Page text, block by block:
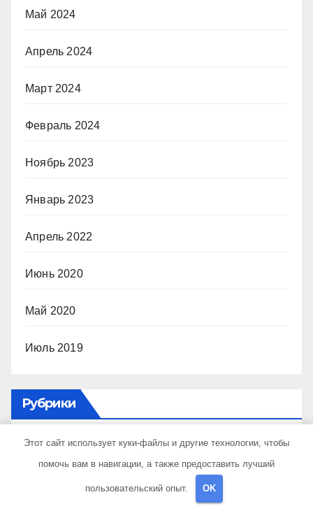
Май 2024
Апрель 2024
Март 2024
Февраль 2024
Ноябрь 2023
Январь 2023
Апрель 2022
Июнь 2020
Май 2020
Июль 2019
Рубрики
Uncategorised
Куда поехать
Этот сайт использует куки-файлы и другие технологии, чтобы
помочь вам в навигации, а также предоставить лучший
пользовательский опыт. OK